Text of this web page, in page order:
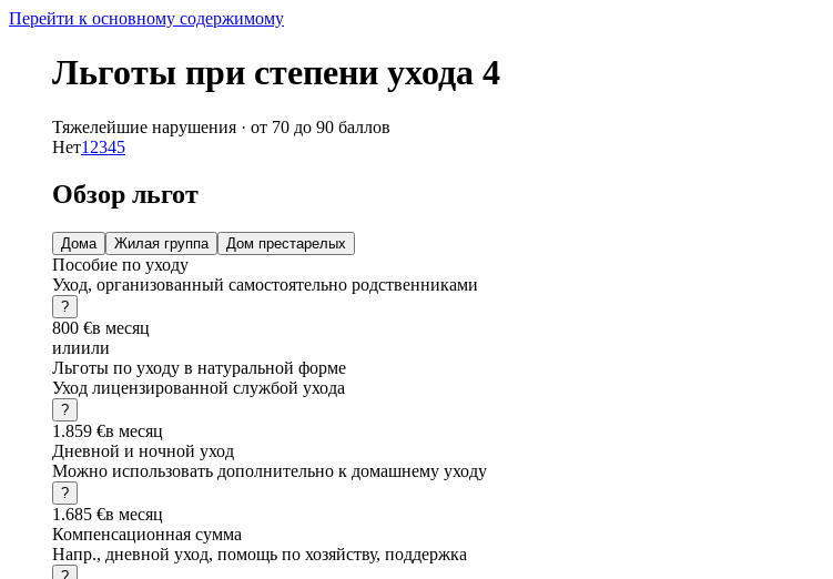
Перейти к основному содержимому
Льготы при степени ухода 4
Тяжелейшие нарушения · от 70 до 90 баллов
Нет1 2345
Обзор льгот
Дома Жилая группа Дом престарелых
Пособие по уходу
Уход, организованный самостоятельно родственниками
?
800 €в месяц
илиили
Льготы по уходу в натуральной форме
Уход лицензированной службой ухода
?
1.859 €в месяц
Дневной и ночной уход
Можно использовать дополнительно к домашнему уходу
?
1.685 €в месяц
Компенсационная сумма
Напр., дневной уход, помощь по хозяйству, поддержка